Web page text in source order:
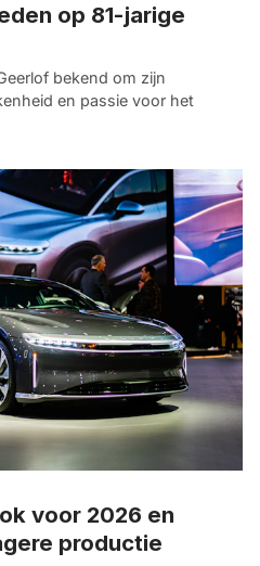
op 81-jarige
bekend om zijn
en passie voor het
voor 2026 en
productie